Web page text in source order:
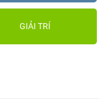
GIẢI TRÍ